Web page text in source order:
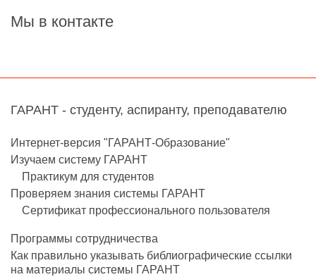
Мы в контакте
ГАРАНТ - студенту, аспиранту, преподавателю
Интернет-версия "ГАРАНТ-Образование"
Изучаем систему ГАРАНТ
Практикум для студентов
Проверяем знания системы ГАРАНТ
Сертификат профессионального пользователя
Программы сотрудничества
Как правильно указывать библиографические ссылки
на материалы системы ГАРАНТ